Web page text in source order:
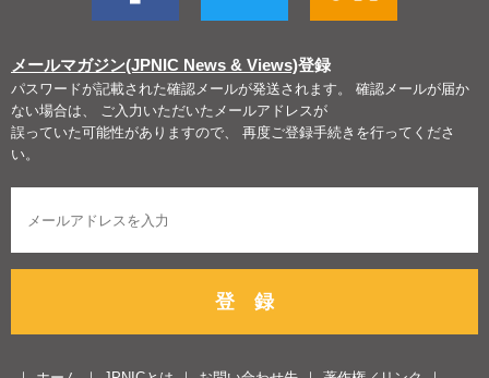
メールマガジン(JPNIC News & Views)登録
パスワードが記載された確認メールが発送されます。 確認メールが届か
ない場合は、 ご入力いただいたメールアドレスが
誤っていた可能性がありますので、 再度ご登録手続きを行ってくださ
い。
登 録